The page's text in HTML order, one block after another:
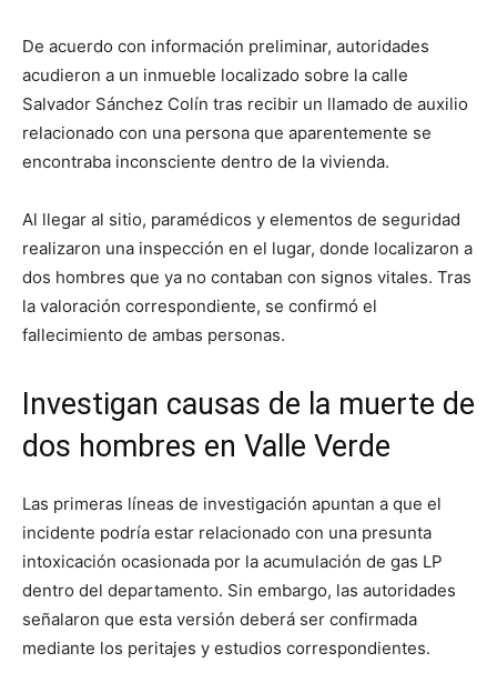
De acuerdo con información preliminar, autoridades
acudieron a un inmueble localizado sobre la calle
Salvador Sánchez Colín tras recibir un llamado de auxilio
relacionado con una persona que aparentemente se
encontraba inconsciente dentro de la vivienda.
Al llegar al sitio, paramédicos y elementos de seguridad
realizaron una inspección en el lugar, donde localizaron a
dos hombres que ya no contaban con signos vitales. Tras
la valoración correspondiente, se confirmó el
fallecimiento de ambas personas.
Investigan causas de la muerte de
dos hombres en Valle Verde
Las primeras líneas de investigación apuntan a que el
incidente podría estar relacionado con una presunta
intoxicación ocasionada por la acumulación de gas LP
dentro del departamento. Sin embargo, las autoridades
señalaron que esta versión deberá ser confirmada
mediante los peritajes y estudios correspondientes.